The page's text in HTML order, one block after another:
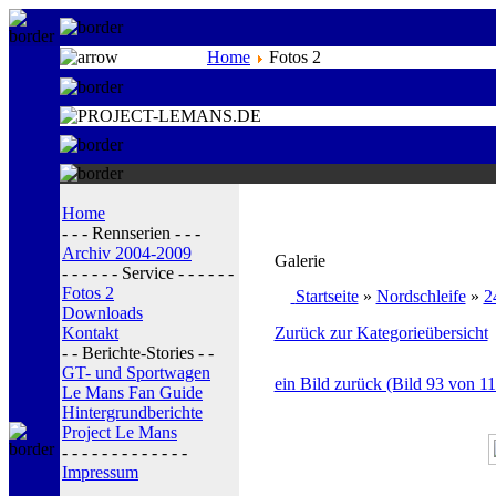
Home Fotos 2
Home
- - - Rennserien - - -
Archiv 2004-2009
- - - - - - Service - - - - - -
Fotos 2
Downloads
Kontakt
- - Berichte-Stories - -
GT- und Sportwagen
Le Mans Fan Guide
Hintergrundberichte
Project Le Mans
- - - - - - - - - - - - -
Impressum
Galerie
Startseite» Nordschleife»
Zurück zur Kategorieübersicht
ein Bild zurück (Bild 93 von